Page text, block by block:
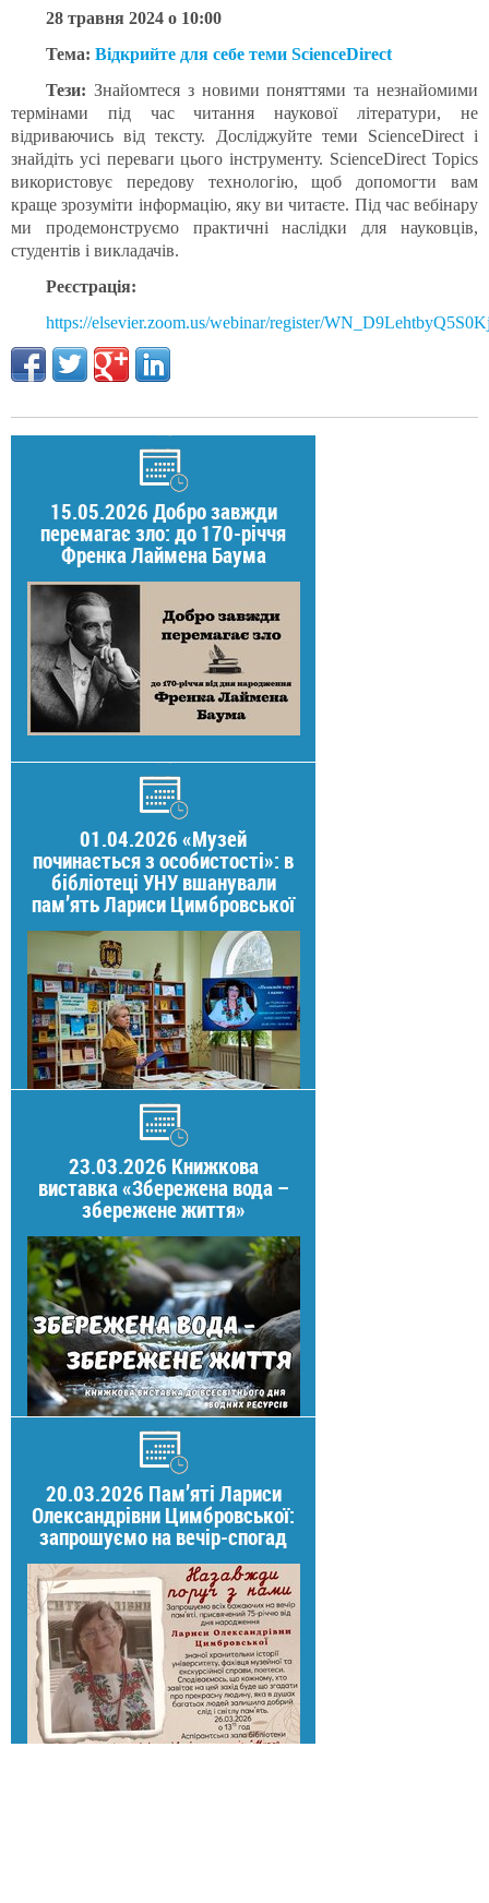
28 травня 2024 о 10:00
Тема: Відкрийте для себе теми ScienceDirect
Тези: Знайомтеся з новими поняттями та незнайомими
термінами під час читання наукової літератури, не
відриваючись від тексту. Досліджуйте теми ScienceDirect і
знайдіть усі переваги цього інструменту. ScienceDirect Topics
використовує передову технологію, щоб допомогти вам
краще зрозуміти інформацію, яку ви читаєте. Під час вебінару
ми продемонструємо практичні наслідки для науковців,
студентів і викладачів.
Реєстрація:
https://elsevier.zoom.us/webinar/register/
15.05.2026 Добро завжди
перемагає зло: до 170-річчя
Френка Лаймена Баума
01.04.2026 «Музей
починається з особистості»: в
бібліотеці УНУ вшанували
пам’ять Лариси Цимбровської
23.03.2026 Книжкова
виставка «Збережена вода –
збережене життя»
20.03.2026 Пам’яті Лариси
Олександрівни Цимбровської:
запрошуємо на вечір-спогад